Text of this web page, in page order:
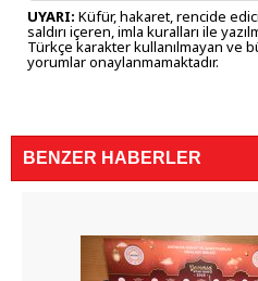
UYARI: Küfür, hakaret, rencide
saldırı içeren, imla kuralları ile
Türkçe karakter kullanılmayan ve
yorumlar onaylanmamaktadır.
BENZER HABERLER